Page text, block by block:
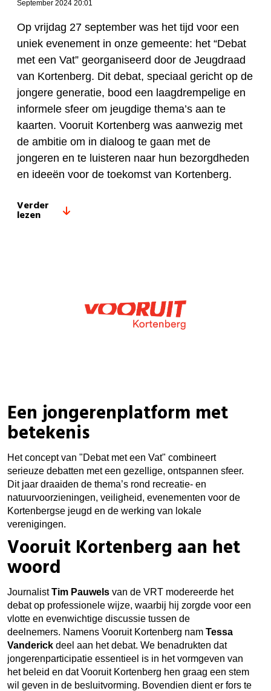
September 2024 20:01
Op vrijdag 27 september was het tijd voor een
uniek evenement in onze gemeente: het “Debat
met een Vat” georganiseerd door de Jeugdraad
van Kortenberg. Dit debat, speciaal gericht op de
jongere generatie, bood een laagdrempelige en
informele sfeer om jeugdige thema’s aan te
kaarten. Vooruit Kortenberg was aanwezig met
de ambitie om in dialoog te gaan met de
jongeren en te luisteren naar hun bezorgdheden
en ideeën voor de toekomst van Kortenberg.
Verder
lezen
Een jongerenplatform met
betekenis
Het concept van "Debat met een Vat" combineert
serieuze debatten met een gezellige, ontspannen sfeer.
Dit jaar draaiden de thema’s rond recreatie- en
natuurvoorzieningen, veiligheid, evenementen voor de
Kortenbergse jeugd en de werking van lokale
verenigingen.
Vooruit Kortenberg aan het
woord
JournalistTim Pauwels van de VRT modereerde het
debat op professionele wijze, waarbij hij zorgde voor een
vlotte en evenwichtige discussie tussen de
deelnemers. Namens Vooruit Kortenberg nam Tessa
Vanderick deel aan het debat. We benadrukten dat
jongerenparticipatie essentieel is in het vormgeven van
het beleid en dat Vooruit Kortenberg hen graag een stem
wil geven in de besluitvorming. Bovendien dient er fors te